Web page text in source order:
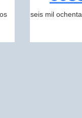
seis mil